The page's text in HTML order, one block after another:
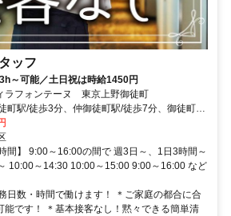
ッフ
～可能／土日祝は時給1450円
ラフォンテーヌ 東京上野御徒町
町駅/徒歩3分、仲御徒町駅/徒歩7分、御徒町駅/
間】 9:00～16:00の間で 週3日～、1日3時間～
10:00～14:30 10:00～15:00 9:00～16:00 など
日数・時間で働けます！ ＊ご家庭の都合に合
能です！ ＊基本接客なし！黙々できる簡単清